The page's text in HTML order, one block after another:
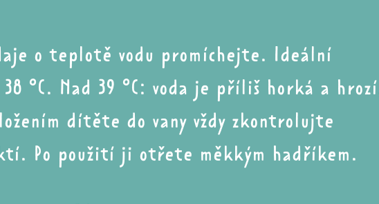
o teplotě vodu promíchejte. Ideální
°C. Nad 39 °C: voda je příliš horká a hrozí
dítěte do vany vždy zkontrolujte
Po použití ji otřete měkkým hadříkem.